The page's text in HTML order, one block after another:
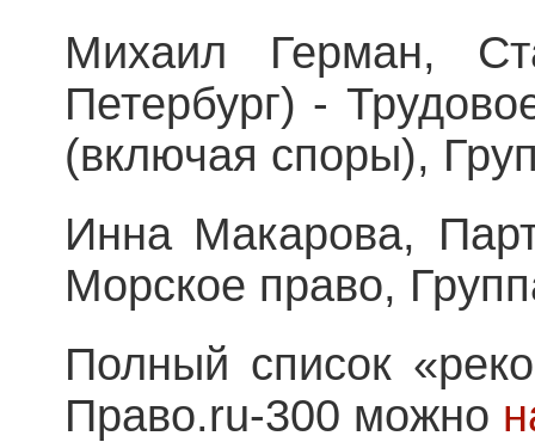
Михаил Герман,
Петербург) -
(включая споры),
Инна Макарова,
Морское право,
Полный список
Право.ru-300 можно